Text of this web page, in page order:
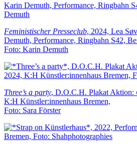
Feministischer Presseclub, 2024, Lea
Demuth, Performance, Ringbahn S42,
Foto: Karin Demuth
Three’s a party, D.O.C.H. Plakat Aktion:
K:H Künstler:innenhaus Bremen,
Foto: Sara Förster